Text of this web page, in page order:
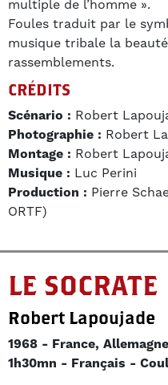
multiple de l’homme ».
Foules traduit par le
musique tribale la
rassemblements.
CRÉDITS
Scénario : Robert
Photographie : Robert
Montage : Robert
Musique : Luc Perini
Production : Pierre
ORTF)
LE SOCRATE
Robert Lapoujade
1968 France, Allemagne
1h30mn
Français